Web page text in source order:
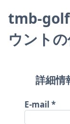
tmb-golf
ウント
詳細情
E-mail